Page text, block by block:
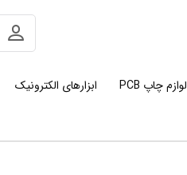
لوازم چاپ PCB ابزارهای الکترونیک